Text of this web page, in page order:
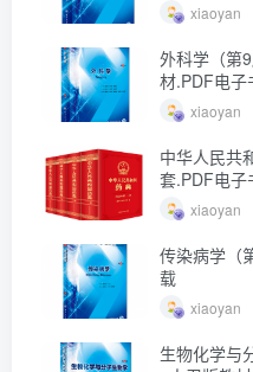
xiaoyan
外科学（第
材.PDF电子
xiaoyan
中华人民共
套.PDF电子
xiaoyan
传染病学（
载
xiaoyan
生物化学与